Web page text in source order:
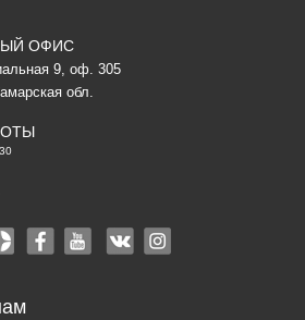
ОФИС
9, оф. 305
обл.
30